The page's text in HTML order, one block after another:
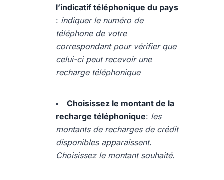
l’indicatif téléphonique du pays
: indiquer le numéro de
téléphone de votre
correspondant pour vérifier que
celui-ci peut recevoir une
recharge téléphonique
Choisissez le montant de la
recharge téléphonique: les
montants de recharges de crédit
disponibles apparaissent.
Choisissez le montant souhaité.